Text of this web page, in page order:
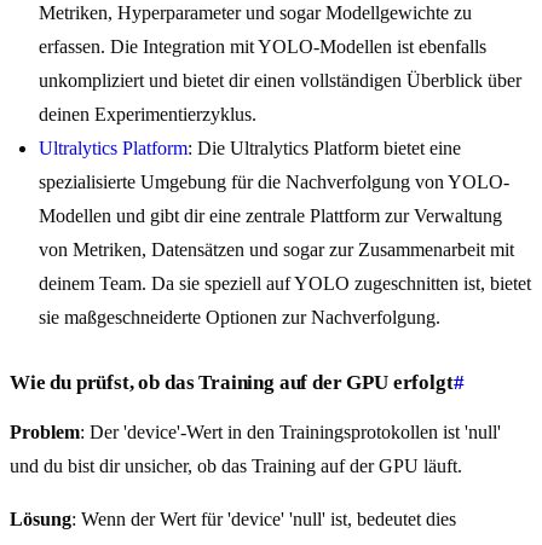
Metriken, Hyperparameter und sogar Modellgewichte zu
erfassen. Die Integration mit YOLO-Modellen ist ebenfalls
unkompliziert und bietet dir einen vollständigen Überblick über
deinen Experimentierzyklus.
Ultralytics Platform: Die Ultralytics Platform bietet eine
spezialisierte Umgebung für die Nachverfolgung von YOLO-
Modellen und gibt dir eine zentrale Plattform zur Verwaltung
von Metriken, Datensätzen und sogar zur Zusammenarbeit mit
deinem Team. Da sie speziell auf YOLO zugeschnitten ist, bietet
sie maßgeschneiderte Optionen zur Nachverfolgung.
Wie du prüfst, ob das Training auf der GPU erfolgt#
Problem: Der 'device'-Wert in den Trainingsprotokollen ist 'null'
und du bist dir unsicher, ob das Training auf der GPU läuft.
Lösung: Wenn der Wert für 'device' 'null' ist, bedeutet dies